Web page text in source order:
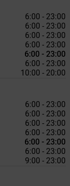
6:00 - 23:00
6:00 - 23:00
6:00 - 23:00
6:00 - 23:00
6:00 - 23:00
6:00 - 23:00
10:00 - 20:00
6:00 - 23:00
6:00 - 23:00
6:00 - 23:00
6:00 - 23:00
6:00 - 23:00
6:00 - 23:00
9:00 - 23:00